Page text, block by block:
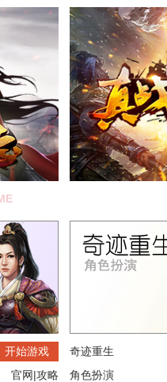
平台运
，人物
游戏
《真战三国》是
游戏，可收集培
开始游戏
官网|攻略
奇迹重生
角色扮演